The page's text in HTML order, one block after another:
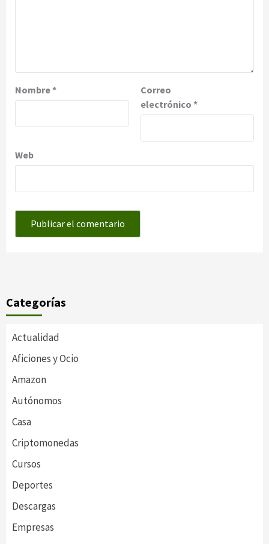
Nombre*
Correo
electrónico *
Web
Categorías
Actualidad
Aficiones y Ocio
Amazon
Autónomos
Casa
Criptomonedas
Cursos
Deportes
Descargas
Empresas